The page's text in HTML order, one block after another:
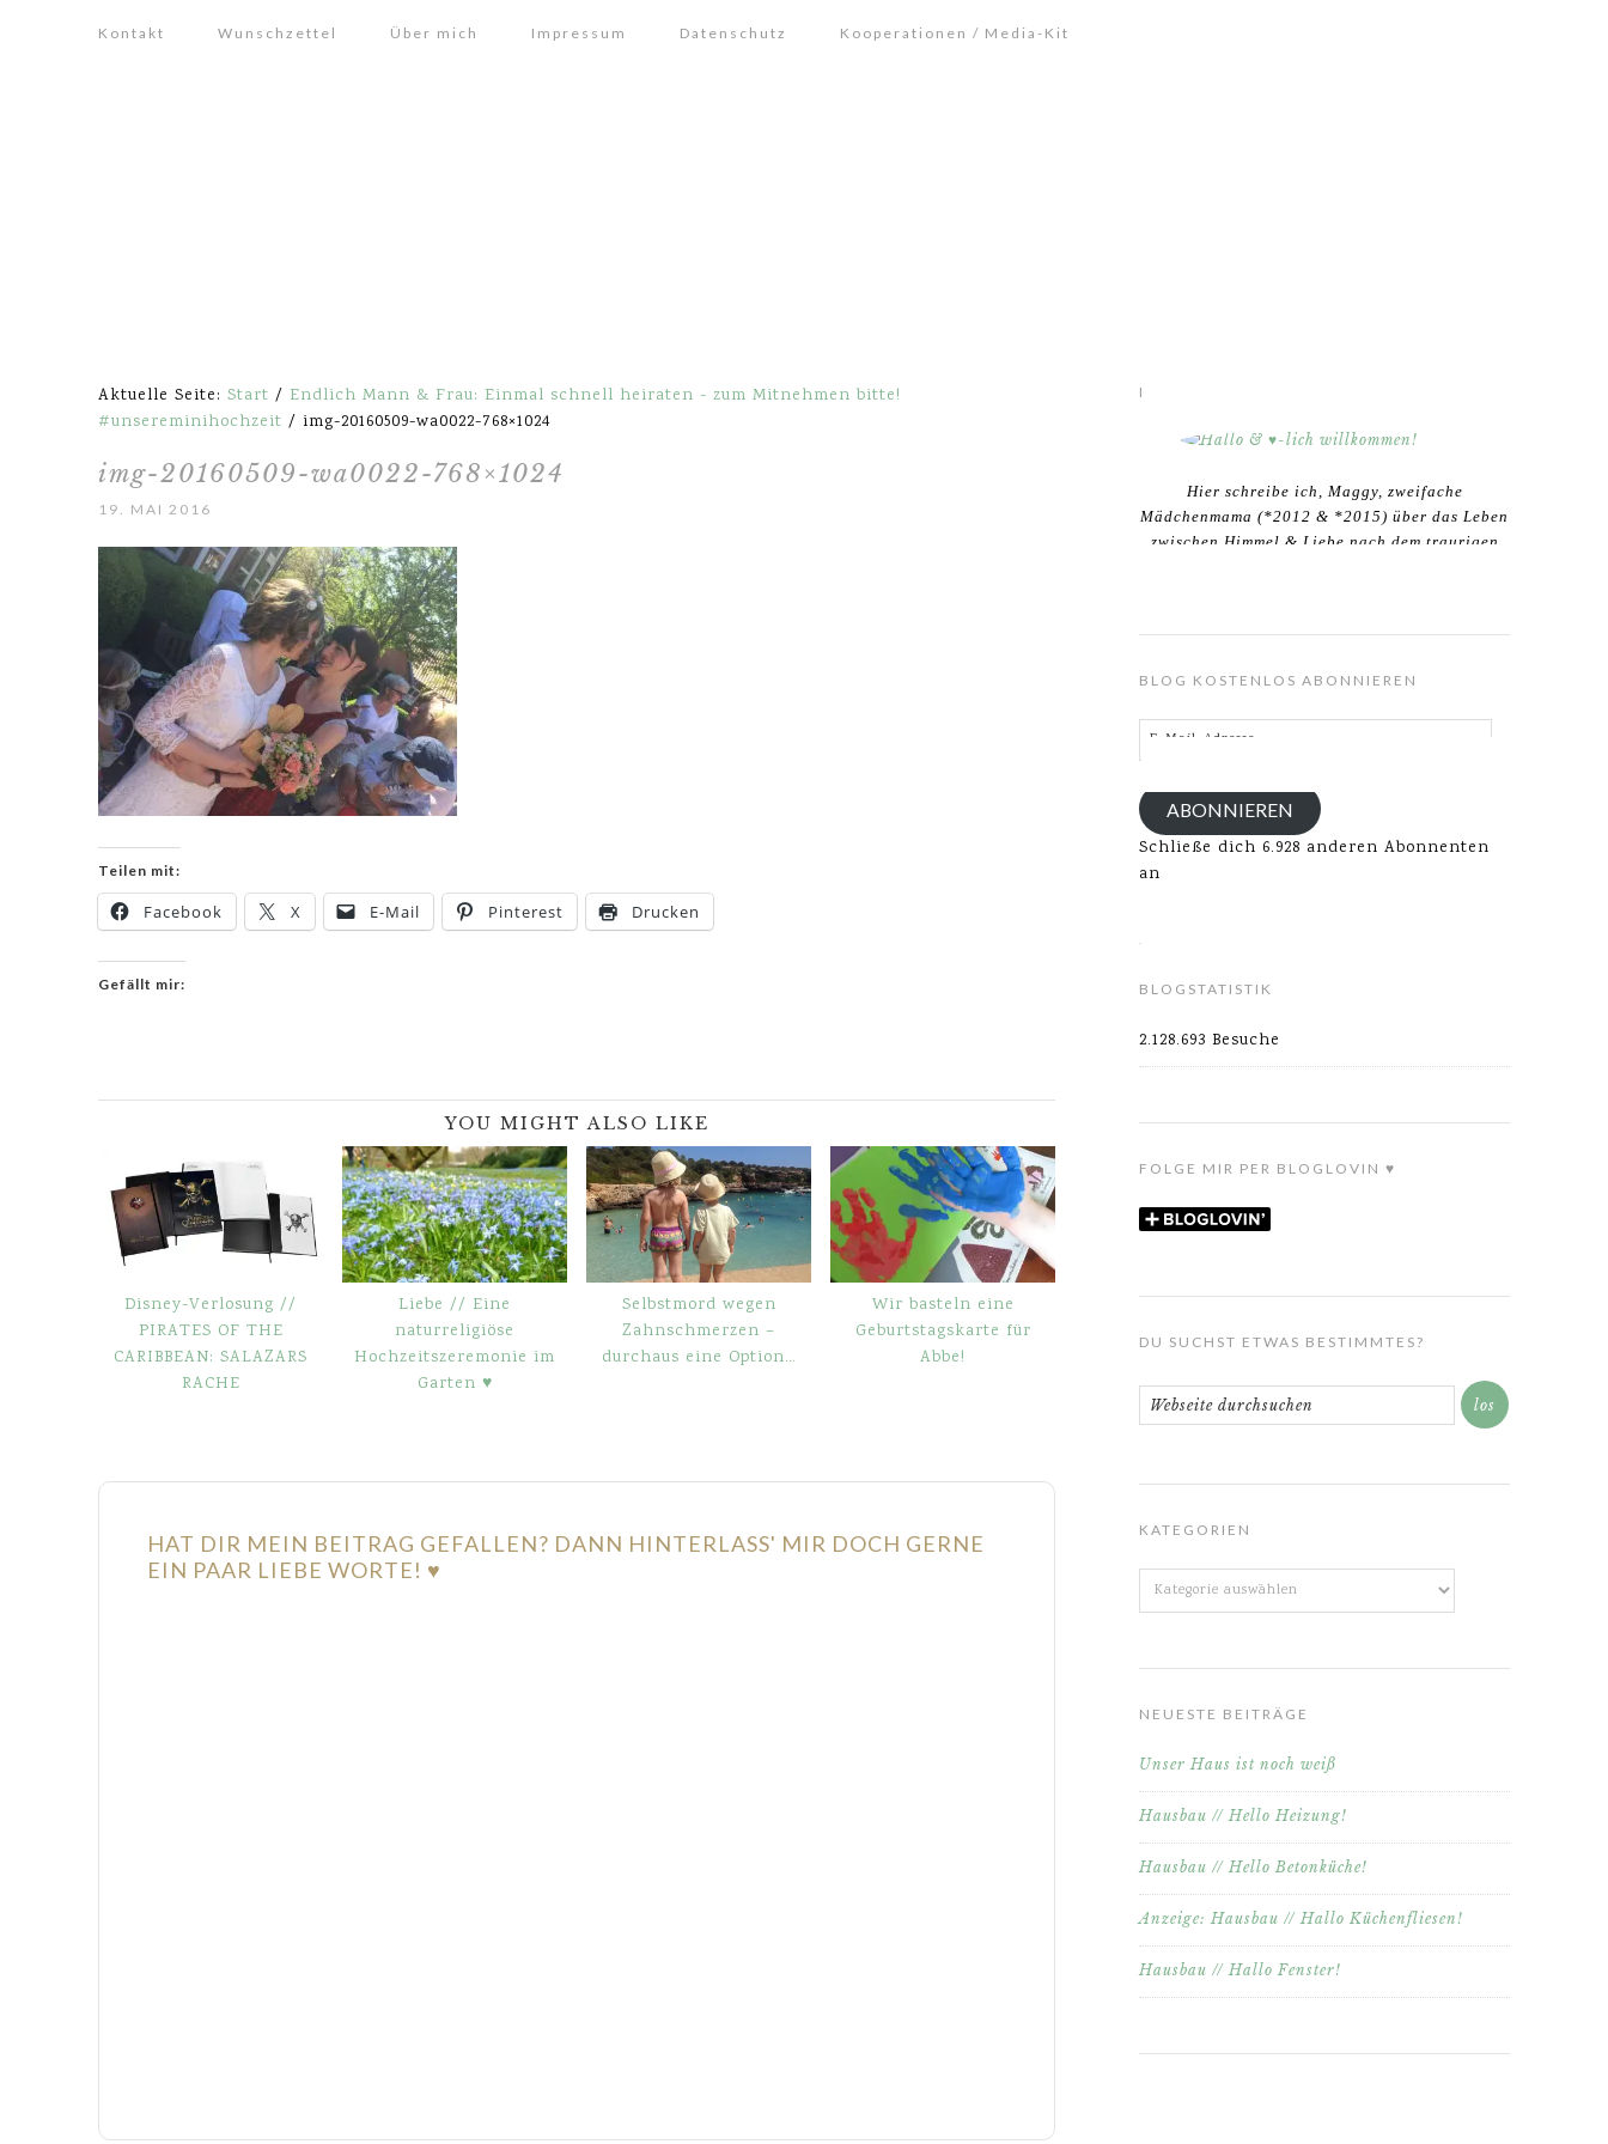
Kontakt Wunschzettel Über mich Impressum Datenschutz Kooperationen / Media-Kit
Aktuelle Seite: Start / Endlich Mann & Frau: Einmal schnell heiraten - zum Mitnehmen bitte!
#unsereminihochzeit / img-20160509-wa0022-768×1024
img-20160509-wa0022-768×1024
19. MAI 2016
Teilen mit:
Facebook X E-Mail Pinterest Drucken
Gefällt mir:
YOU MIGHT ALSO LIKE
Disney-Verlosung //
PIRATES OF THE
CARIBBEAN: SALAZARS
RACHE
Liebe // Eine
naturreligiöse
Hochzeitszeremonie im
Garten ♥
Selbstmord wegen
Zahnschmerzen –
durchaus eine Option…
Wir basteln eine
Geburtstagskarte für
Abbe!
HAT DIR MEIN BEITRAG GEFALLEN? DANN HINTERLASS' MIR DOCH GERNE
EIN PAAR LIEBE WORTE! ♥
HALLO & ♥-LICH WILLKOMMEN!
Hier schreibe ich, Maggy, zweifache
Mädchenmama (*2012 & *2015) über das Leben
zwischen Himmel & Liebe nach dem traurigen
BLOG KOSTENLOS ABONNIEREN
E-
Mail-
ABONNIEREN
Schließe dich 6.928 anderen Abonnenten
an
BLOGSTATISTIK
2.128.693 Besuche
FOLGE MIR PER BLOGLOVIN ♥
DU SUCHST ETWAS BESTIMMTES?
KATEGORIEN
Kategorien
NEUESTE BEITRÄGE
Unser Haus ist noch weiß
Hausbau // Hello Heizung!
Hausbau // Hello Betonküche!
Anzeige: Hausbau // Hallo Küchenfliesen!
Hausbau // Hallo Fenster!